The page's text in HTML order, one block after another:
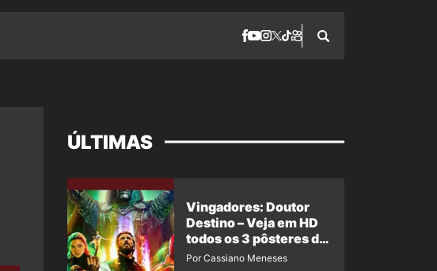
ÚLTIMAS
Vingadores: Doutor
Destino – Veja em HD
todos os 3 pôsteres de
‘Doomsday’ + 1 imagem
Por Cassiano Meneses